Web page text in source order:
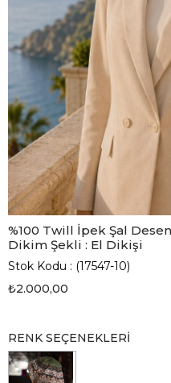
%100 Twill İpek Şal
Dikim Şekli : El Dikişi
Stok Kodu
(17547-10)
₺2.000,00
RENK SEÇENEKLERI